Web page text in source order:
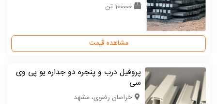
100000 تن
مشاهده قیمت
پروفیل درب و پنجره دو جداره یو پی وی
سی
خراسان رضوی، مشهد